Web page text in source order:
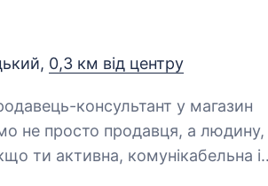
0,3 км від центру
не просто продавця, а людину,
ти активна, комунікабельна і